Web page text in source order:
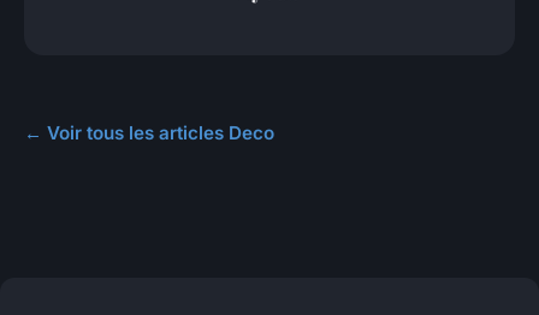
← Voir tous les articles Deco